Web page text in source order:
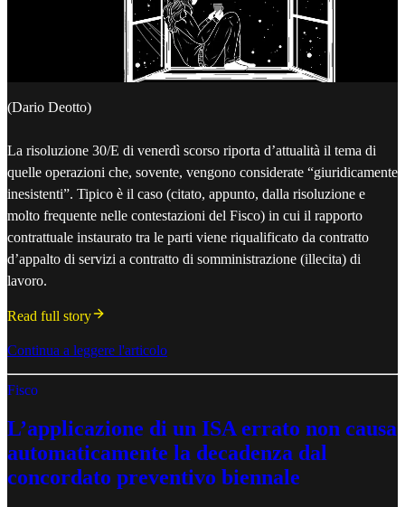
(Dario Deotto)
La risoluzione 30/E di venerdì scorso riporta d’attualità il tema di
quelle operazioni che, sovente, vengono considerate “giuridicamente
inesistenti”. Tipico è il caso (citato, appunto, dalla risoluzione e
molto frequente nelle contestazioni del Fisco) in cui il rapporto
contrattuale instaurato tra le parti viene riqualificato da contratto
d’appalto di servizi a contratto di somministrazione (illecita) di
lavoro.
Read full story
Continua a leggere l'articolo
Fisco
L’applicazione di un ISA errato non causa
automaticamente la decadenza dal
concordato preventivo biennale